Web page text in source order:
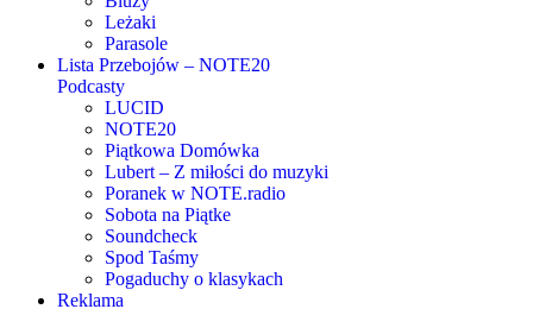
Leżaki
Parasole
Lista Przebojów – NOTE20
Podcasty
LUCID
NOTE20
Piątkowa Domówka
Lubert – Z miłości do muzyki
Poranek w NOTE.radio
Sobota na Piątke
Soundcheck
Spod Taśmy
Pogaduchy o klasykach
Reklama